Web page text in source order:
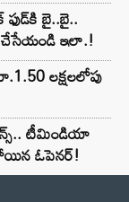
బై..బై..
చేసేయండి ఇలా.!
లక్షలలోపు
టీమిండియా
ఓపెనర్!